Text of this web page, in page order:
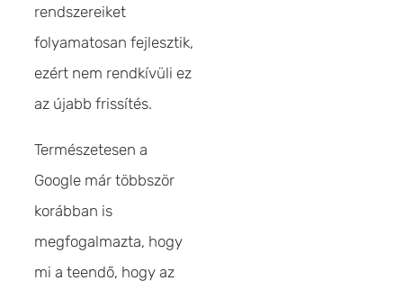
rendszereiket
folyamatosan fejlesztik,
ezért nem rendkívüli ez
az újabb frissítés.
Természetesen a
Google már többször
korábban is
megfogalmazta, hogy
mi a teendő, hogy az